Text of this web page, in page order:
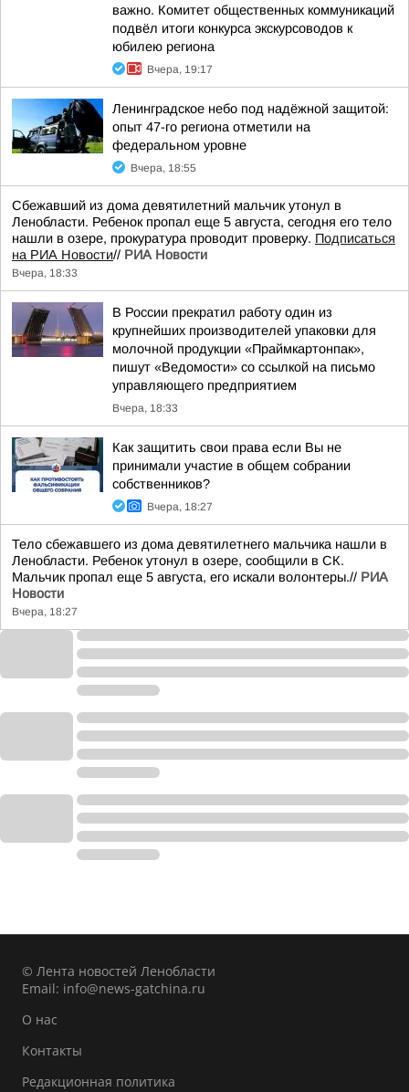
важно. Комитет общественных коммуникаций
подвёл итоги конкурса экскурсоводов к
юбилею региона
Вчера, 19:17
Ленинградское небо под надёжной защитой:
опыт 47-го региона отметили на
федеральном уровне
Вчера, 18:55
Сбежавший из дома девятилетний мальчик утонул в
Ленобласти. Ребенок пропал еще 5 августа, сегодня его тело
нашли в озере, прокуратура проводит проверку. Подписаться
на РИА Новости// РИА Новости
Вчера, 18:33
В России прекратил работу один из
крупнейших производителей упаковки для
молочной продукции «Праймкартонпак»,
пишут «Ведомости» со ссылкой на письмо
управляющего предприятием
Вчера, 18:33
Как защитить свои права если Вы не
принимали участие в общем собрании
собственников?
Вчера, 18:27
Тело сбежавшего из дома девятилетнего мальчика нашли в
Ленобласти. Ребенок утонул в озере, сообщили в СК.
Мальчик пропал еще 5 августа, его искали волонтеры.// РИА
Новости
Вчера, 18:27
© Лента новостей Ленобласти
Email: info@news-gatchina.ru
О нас
Контакты
Редакционная политика